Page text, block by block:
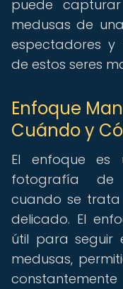
puede
medusas de
espectadores y
de estos seres
Enfoque
Cuándo y
El enfoque
fotografía de
cuando se
delicado. El
útil para seguir
medusas,